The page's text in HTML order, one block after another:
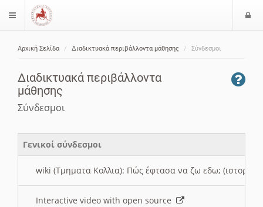
$langMenu
Αρχική Σελίδα Διαδικτυακά περιβάλλοντα μάθησης Σύνδεσμοι
Διαδικτυακά περιβάλλοντα
μάθησης
Σύνδεσμοι
Γενικοί σύνδεσμοι
wiki (Τμηματα Κολλια): Πώς έφτασα να ζω εδω; (ιστορια)
Interactive video with open source